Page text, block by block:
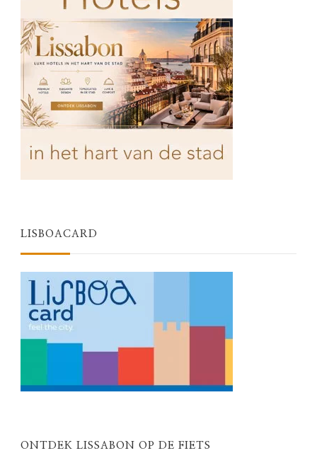
LISBOACARD
ONTDEK LISSABON OP DE FIETS